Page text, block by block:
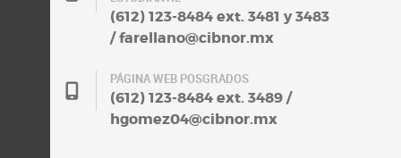
(612) 123-8484 ext. 3481 y 3483
/ farellano@cibnor.mx
PÁGINA WEB POSGRADOS
(612) 123-8484 ext. 3489 /
hgomez04@cibnor.mx